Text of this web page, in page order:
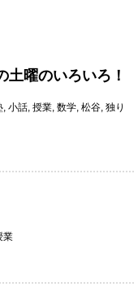
土曜のいろいろ！
, 小話, 授業, 数学, 松谷, 独り
業